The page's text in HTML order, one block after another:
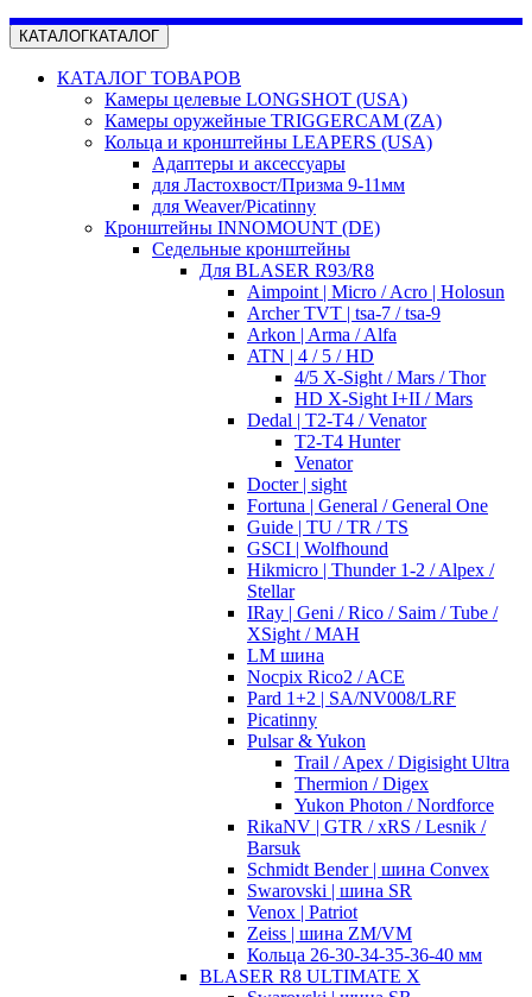
КАТАЛОГКАТАЛОГ
КАТАЛОГ ТОВАРОВ
Камеры целевые LONGSHOT (USA)
Камеры оружейные TRIGGERCAM (ZA)
Кольца и кронштейны LEAPERS (USA)
Адаптеры и аксессуары
для Ластохвост/Призма 9-11мм
для Weaver/Picatinny
Кронштейны INNOMOUNT (DE)
Седельные кронштейны
Для BLASER R93/R8
Aimpoint | Micro / Acro | Holosun
Archer TVT | tsa-7 / tsa-9
Arkon | Arma / Alfa
ATN | 4 / 5 / HD
4/5 X-Sight / Mars / Thor
HD X-Sight I+II / Mars
Dedal | T2-T4 / Venator
T2-T4 Hunter
Venator
Docter | sight
Fortuna | General / General One
Guide | TU / TR / TS
GSCI | Wolfhound
Hikmicro | Thunder 1-2 / Alpex /
Stellar
IRay | Geni / Rico / Saim / Tube /
XSight / MAH
LM шина
Nocpix Rico2 / ACE
Pard 1+2 | SA/NV008/LRF
Picatinny
Pulsar & Yukon
Trail / Apex / Digisight Ultra
Thermion / Digex
Yukon Photon / Nordforce
RikaNV | GTR / xRS / Lesnik /
Barsuk
Schmidt Bender | шина Convex
Swarovski | шина SR
Venox | Patriot
Zeiss | шина ZM/VM
Кольца 26-30-34-35-36-40 мм
BLASER R8 ULTIMATE X